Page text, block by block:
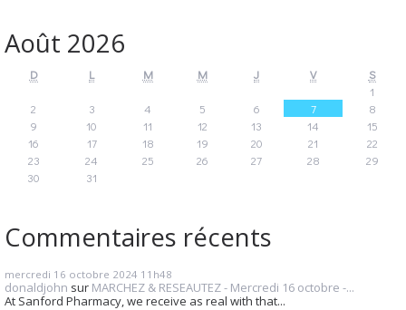
Août 2026
D L M M J V
S
1
2
3 4 5 6 7
8
9
10 11 12 13 14
15
16
17 18 19 20 21
22
23
24 25 26 27 28
29
30
31
Commentaires récents
mercredi 16 octobre 2024 11h48
donaldjohn sur MARCHEZ & RESEAUTEZ - Mercredi 16 octobre -...
At Sanford Pharmacy, we receive as real with that...